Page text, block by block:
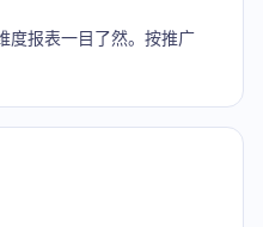
度报表一目了然。按推广